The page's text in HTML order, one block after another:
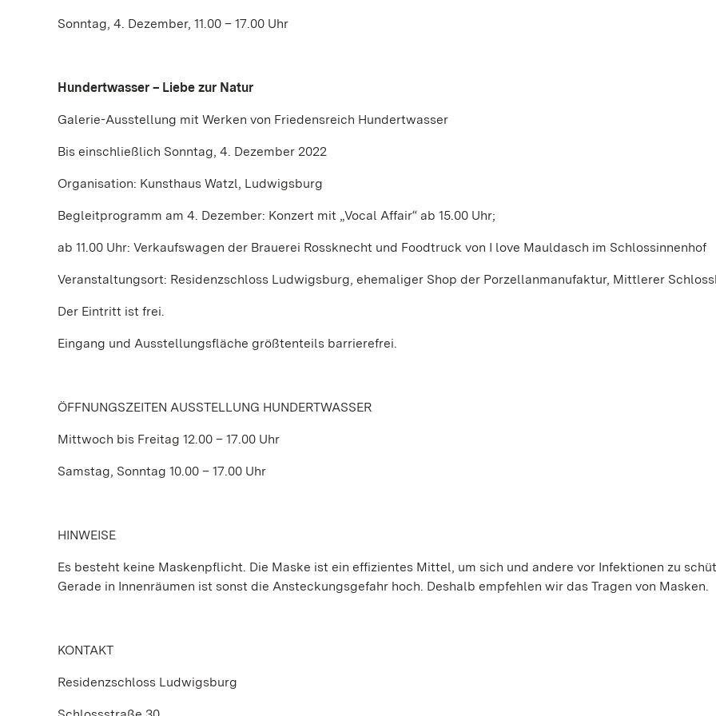
Sonntag, 4. Dezember, 11.00 – 17.00 Uhr
Hundertwasser – Liebe zur Natur
Galerie-Ausstellung mit Werken von Friedensreich Hundertwasser
Bis einschließlich Sonntag, 4. Dezember 2022
Organisation: Kunsthaus Watzl, Ludwigsburg
Begleitprogramm am 4. Dezember: Konzert mit „Vocal Affair“ ab 15.00 Uhr;
ab 11.00 Uhr: Verkaufswagen der Brauerei Rossknecht und Foodtruck von I love Mauldasch im Schlossinnenhof
Veranstaltungsort: Residenzschloss Ludwigsburg, ehemaliger Shop der Porzellanmanufaktur, Mittlerer
Der Eintritt ist frei.
Eingang und Ausstellungsfläche größtenteils barrierefrei.
ÖFFNUNGSZEITEN AUSSTELLUNG HUNDERTWASSER
Mittwoch bis Freitag 12.00 – 17.00 Uhr
Samstag, Sonntag 10.00 – 17.00 Uhr
HINWEISE
Es besteht keine Maskenpflicht. Die Maske ist ein effizientes Mittel, um sich und andere vor Infektionen zu
Gerade in Innenräumen ist sonst die Ansteckungsgefahr hoch. Deshalb empfehlen wir das Tragen von Masken.
KONTAKT
Residenzschloss Ludwigsburg